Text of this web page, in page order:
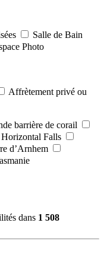
Salle de Bain
Photo
Affrètement privé ou
barrière de corail
Horizontal Falls
d’Arnhem
dans 1 508